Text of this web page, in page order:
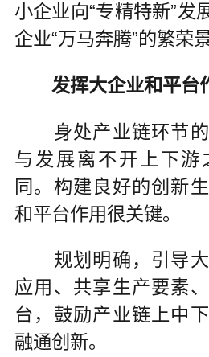
小企业向“专精特新”发
企业“万马奔腾”的繁荣景
发挥大企业和平台
身处产业链环节的
与发展离不开上下游
同。构建良好的创新
和平台作用很关键。
规划明确，引导大
应用、共享生产要素
台，鼓励产业链上中
融通创新。